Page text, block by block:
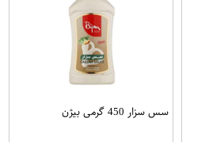
سس سزار 450 گرمی بیژن